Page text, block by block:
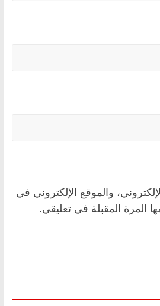
والموقع الإلكتروني في
المرة المقبلة في تعليقي.